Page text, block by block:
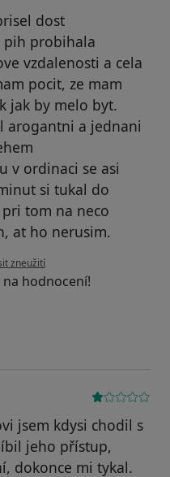
dost
probihala
vzdalenosti a cela
pocit, ze mam
jak by melo byt.
arogantni a jednani
v ordinaci se asi
si tukal do
tom na neco
at ho nerusim.
uživatele JS
zneužití
hodnocení!
jsem kdysi chodil s
jeho přístup,
dokonce mi tykal.